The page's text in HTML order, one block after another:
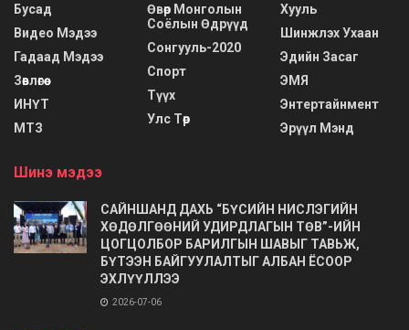
Бусад
Видео Мэдээ
Гадаад Мэдээ
Зөвлөгөө
ИНҮТ
МТЗ
Өвөр Монголын
Соёлын Өдрүүд
Сонгууль-2020
Спорт
Түүх
Улс Төр
Хууль
Шинжлэх Ухаан
Эдийн Засаг
ЭМЯ
Энтертайнмент
Эрүүл Мэнд
Шинэ мэдээ
САЙНШАНД ДАХЬ “БҮСИЙН НИСЛЭГИЙН
ХӨДӨЛГӨӨНИЙ УДИРДЛАГЫН ТӨВ”-ИЙН
ЦОГЦОЛБОР БАРИЛГЫН ШАВЫГ ТАВЬЖ,
БҮТЭЭН БАЙГУУЛАЛТЫГ АЛБАН ЁСООР
ЭХЛҮҮЛЛЭЭ
2026-07-06